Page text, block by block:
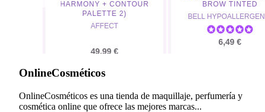
OnlineCosméticos
OnlineCosméticos es una tienda de maquillaje, perfumería y
cosmética online que ofrece las mejores marcas...